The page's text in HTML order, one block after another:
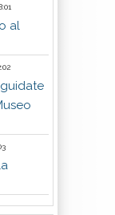
al